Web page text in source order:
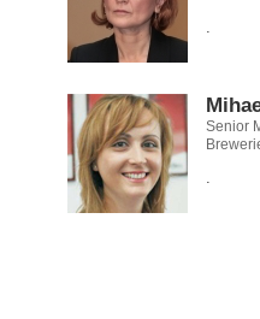
.
Senior
.